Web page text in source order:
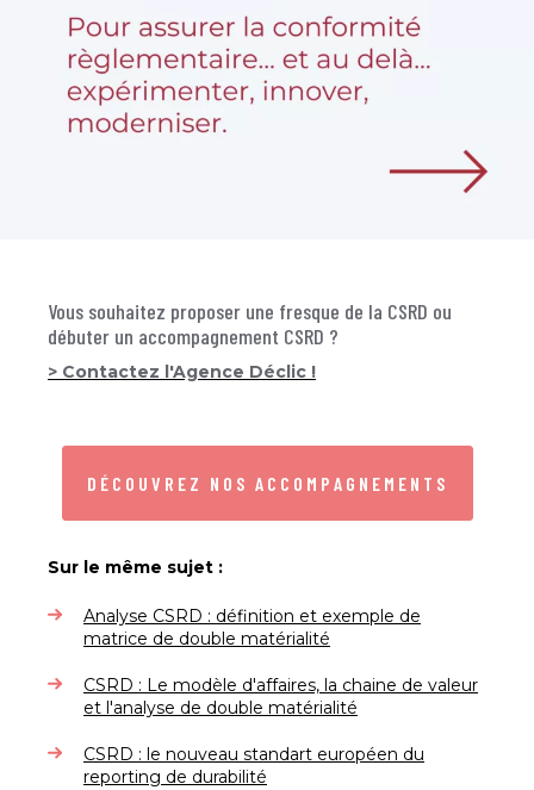
Vous souhaitez proposer une fresque de la CSRD ou
débuter un accompagnement CSRD ?
> Contactez l'Agence Déclic !
DÉCOUVREZ NOS ACCOMPAGNEMENTS
Sur le même sujet :
Analyse CSRD : définition et exemple de
matrice de double matérialité
CSRD : Le modèle d'affaires, la chaine de valeur
et l'analyse de double matérialité
CSRD : le nouveau standart européen du
reporting de durabilité